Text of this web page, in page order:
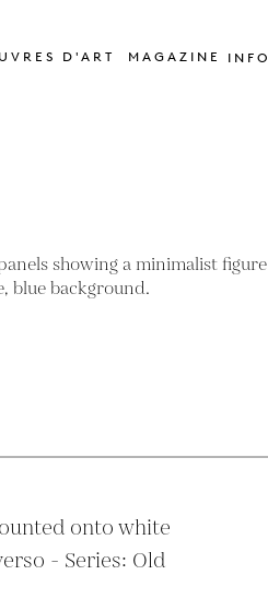
D'ART MAGAZINE INFO
onto white
- Series: Old